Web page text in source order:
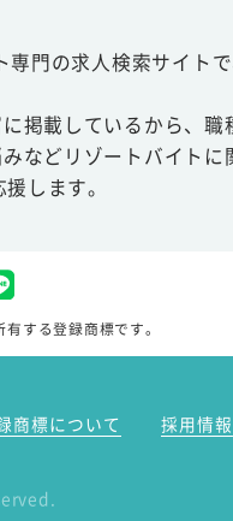
門の求人検索サイト
掲載しているから、
などリゾートバイト
します。
する登録商標です。
商標について 採用情報